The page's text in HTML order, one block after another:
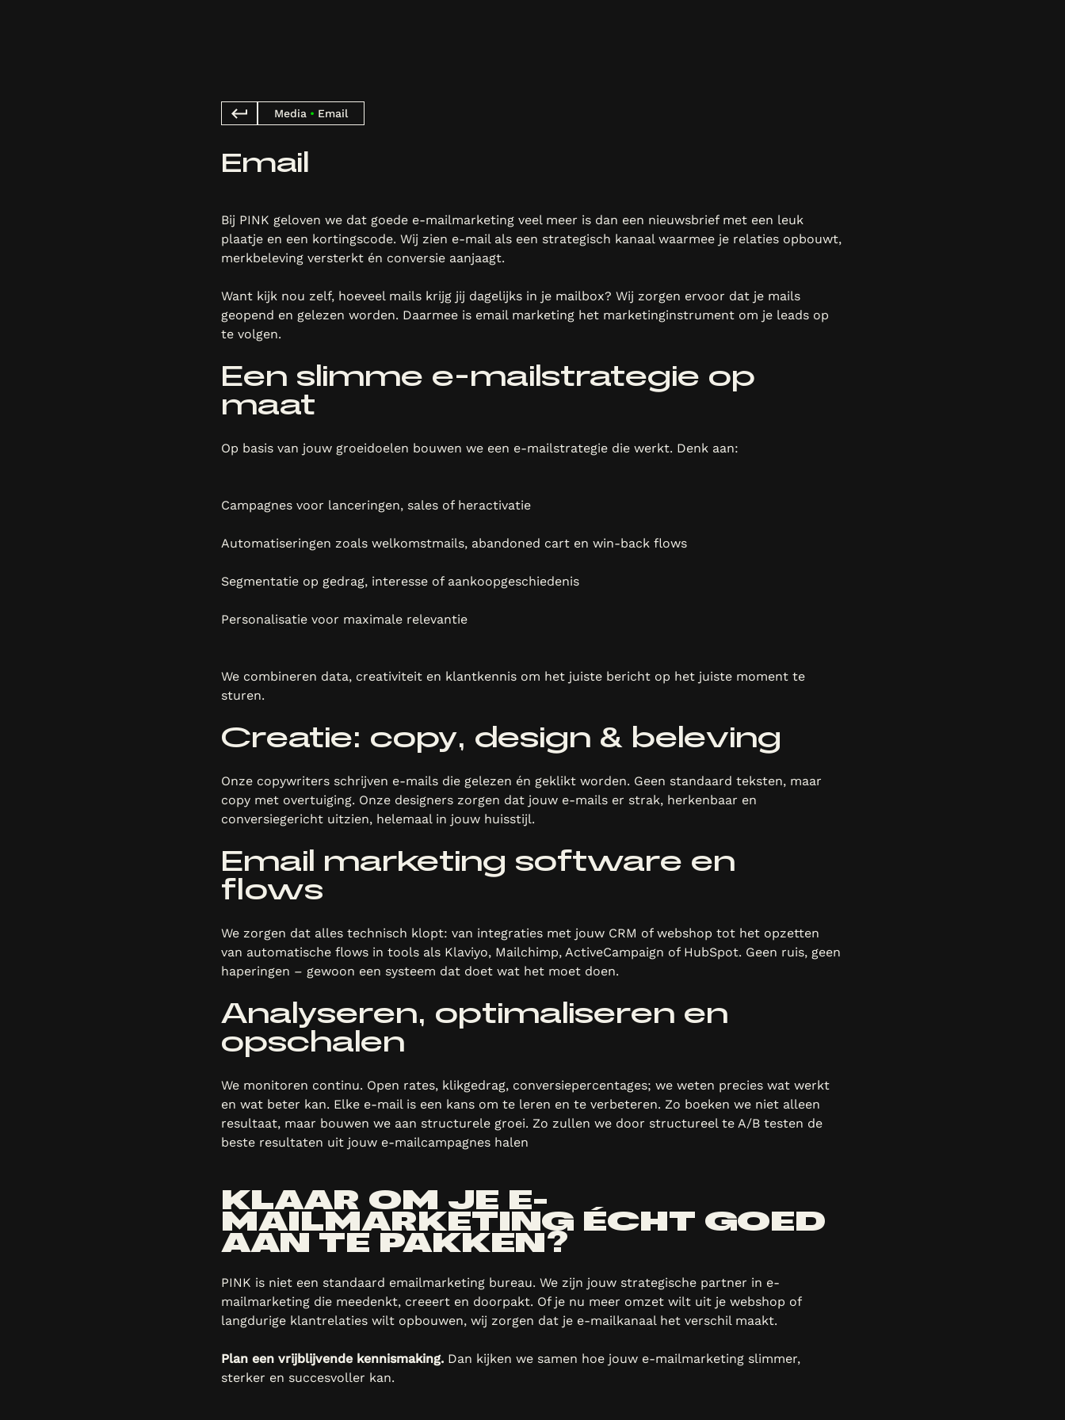
Media • Email
Email
Bij PINK geloven we dat goede e-mailmarketing veel meer is dan een nieuwsbrief met een leuk
plaatje en een kortingscode. Wij zien e-mail als een strategisch kanaal waarmee je relaties opbouwt,
merkbeleving versterkt én conversie aanjaagt.
Want kijk nou zelf, hoeveel mails krijg jij dagelijks in je mailbox? Wij zorgen ervoor dat je mails
geopend en gelezen worden. Daarmee is email marketing het marketinginstrument om je leads op
te volgen.
Een slimme e-mailstrategie op
maat
Op basis van jouw groeidoelen bouwen we een e-mailstrategie die werkt. Denk aan:
Campagnes voor lanceringen, sales of heractivatie
Automatiseringen zoals welkomstmails, abandoned cart en win-back flows
Segmentatie op gedrag, interesse of aankoopgeschiedenis
Personalisatie voor maximale relevantie
We combineren data, creativiteit en klantkennis om het juiste bericht op het juiste moment te
sturen.
Creatie: copy, design & beleving
Onze copywriters schrijven e-mails die gelezen én geklikt worden. Geen standaard teksten, maar
copy met overtuiging. Onze designers zorgen dat jouw e-mails er strak, herkenbaar en
conversiegericht uitzien, helemaal in jouw huisstijl.
Email marketing software en
flows
We zorgen dat alles technisch klopt: van integraties met jouw CRM of webshop tot het opzetten
van automatische flows in tools als Klaviyo, Mailchimp, ActiveCampaign of HubSpot. Geen ruis, geen
haperingen – gewoon een systeem dat doet wat het moet doen.
Analyseren, optimaliseren en
opschalen
We monitoren continu. Open rates, klikgedrag, conversiepercentages; we weten precies wat werkt
en wat beter kan. Elke e-mail is een kans om te leren en te verbeteren. Zo boeken we niet alleen
resultaat, maar bouwen we aan structurele groei. Zo zullen we door structureel te A/B testen de
beste resultaten uit jouw e-mailcampagnes halen
KLAAR OM JE E-
MAILMARKETING ÉCHT GOED
AAN TE PAKKEN?
PINK is niet een standaard emailmarketing bureau. We zijn jouw strategische partner in e-
mailmarketing die meedenkt, creeert en doorpakt. Of je nu meer omzet wilt uit je webshop of
langdurige klantrelaties wilt opbouwen, wij zorgen dat je e-mailkanaal het verschil maakt.
Plan een vrijblijvende kennismaking. Dan kijken we samen hoe jouw e-mailmarketing slimmer,
sterker en succesvoller kan.